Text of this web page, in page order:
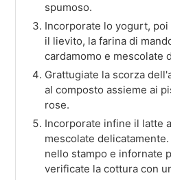
spumoso.
Incorporate lo yogurt, poi
il lievito, la farina di
cardamomo e mescolate
Grattugiate la scorza
al composto assieme ai
rose.
Incorporate infine il latte
mescolate
nello stampo e infornate
verificate la cottura con